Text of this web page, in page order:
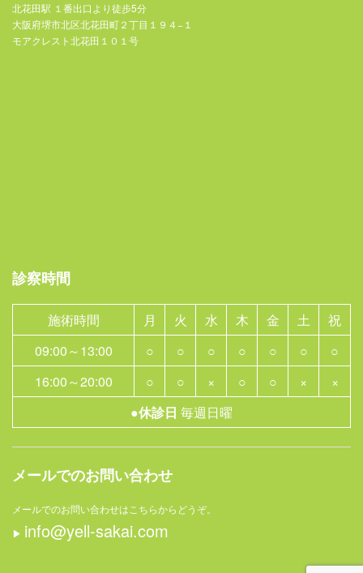
北花田駅 １番出口より徒步5分
大阪府堺市北区北花田町２丁目１９４−１
モアクレスト北花田１０１号
診察時間
施術時間 月 火 水 木 金 土 祝
●休診日 毎週日曜
09:00～13:00 ○ ○ ○ ○ ○ ○
○
16:00～20:00
○ ○ × ○ ○ × ×
メールでのお問い合わせ
メールでのお問い合わせはこちらからどうぞ。
▶︎ info@yell-sakai.com